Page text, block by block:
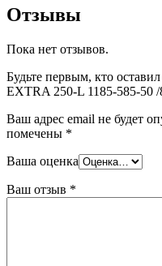
Отзывы
Пока нет отзывов.
Будьте первым, кто
EXTRA 250-L 1185-585-50
Ваш адрес email не будет
помечены *
Ваша оценка
Ваш отзыв *